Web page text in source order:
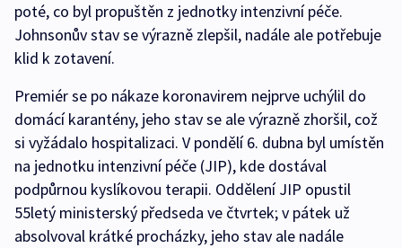
poté, co byl propuštěn z jednotky intenzivní péče.
Johnsonův stav se výrazně zlepšil, nadále ale potřebuje
klid k zotavení.
Premiér se po nákaze koronavirem nejprve uchýlil do
domácí karantény, jeho stav se ale výrazně zhoršil, což
si vyžádalo hospitalizaci. V pondělí 6. dubna byl umístěn
na jednotku intenzivní péče (JIP), kde dostával
podpůrnou kyslíkovou terapii. Oddělení JIP opustil
55letý ministerský předseda ve čtvrtek; v pátek už
absolvoval krátké procházky, jeho stav ale nadále